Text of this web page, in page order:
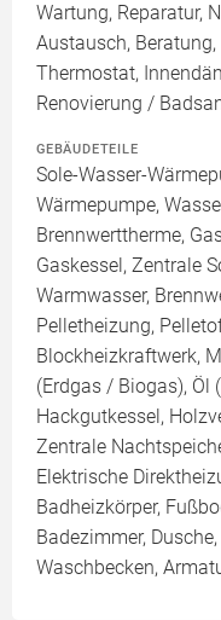
Wartung, Reparatur,
Austausch,
Thermostat,
Renovierung /
GEBÄUDETEILE
Sole-Wasser-
Wärmepumpe,
Brennwerttherme,
Gaskessel, Zentrale
Warmwasser,
Pelletheizung,
Blockheizkraftwerk,
(Erdgas / Biogas), Öl
Hackgutkessel,
Zentrale
Elektrische
Badheizkörper,
Badezimmer,
Waschbecken,